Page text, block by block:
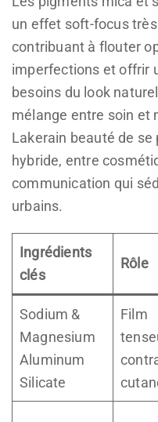
un effet soft-focus
contribuant à flouter
imperfections et offrir
besoins du look
mélange entre soin et
Lakerain beauté de
hybride, entre
communication qui
urbains.
Ingrédients
clés
Rôle
Sodium &
Magnesium
Aluminum
Silicate
Film